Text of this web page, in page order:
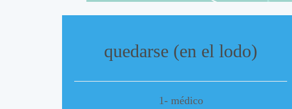
quedarse (en el lodo)
1- médico